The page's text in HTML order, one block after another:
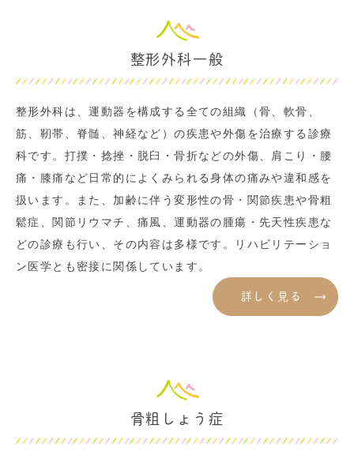
整形外科一般
整形外科は、運動器を構成する全ての組織（骨、軟骨、
筋、靭帯、脊髄、神経など）の疾患や外傷を治療する診療
科です。打撲・捻挫・脱臼・骨折などの外傷、肩こり・腰
痛・膝痛など日常的によくみられる身体の痛みや違和感を
扱います。また、加齢に伴う変形性の骨・関節疾患や骨粗
鬆症、関節リウマチ、痛風、運動器の腫瘍・先天性疾患な
どの診療も行い、その内容は多様です。リハビリテーショ
ン医学とも密接に関係しています。
詳しく見る
骨粗しょう症